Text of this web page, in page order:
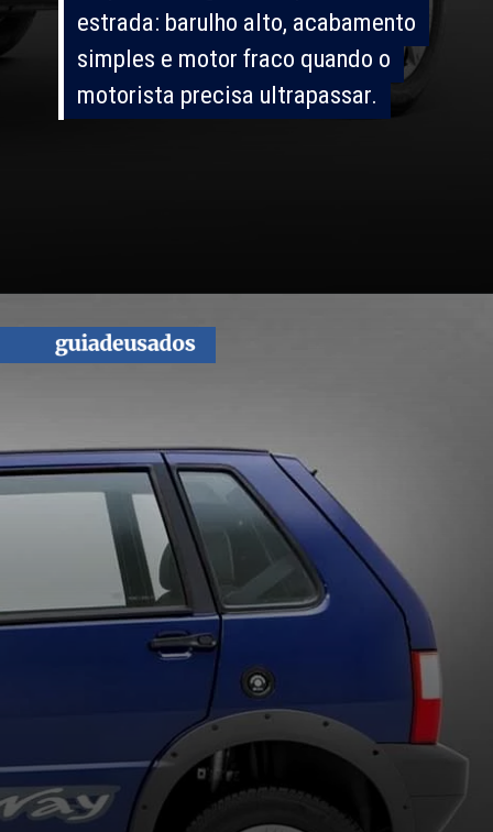
estrada: barulho alto, acabamento
simples e motor fraco quando o
motorista precisa ultrapassar.
estrada: barulho alto, acabamento
simples e motor fraco quando o
motorista precisa ultrapassar.